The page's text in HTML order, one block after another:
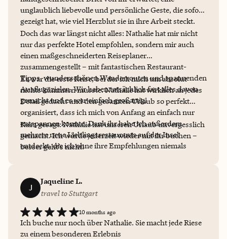
unglaublich liebevolle und persönliche Geste, die sofort
gezeigt hat, wie viel Herzblut sie in ihre Arbeit steckt.
Doch das war längst nicht alles: Nathalie hat mir nicht
nur das perfekte Hotel empfohlen, sondern mir auch
einen maßgeschneiderten Reiseplaner
zusammengestellt – mit fantastischen Restaurant-
Tipps, wunderschönen Wanderrouten und spannenden
Ausflugszielen. Wir haben tatsächlich fast alles davon
gemacht und es war einfach großartig!
Es war die erste Reise, bei der ich mich um absolut
nichts kümmern musste. Nathalie hat wirklich an jedes
Detail gedacht und den gesamten Urlaub so perfekt
organisiert, dass ich mich von Anfang an einfach nur
entspannen konnte. Dank ihr habe ich außerdem
mehrere neue Lieblingsrestaurants auf der Insel
entdeckt, die ich ohne ihre Empfehlungen niemals
Kurz gesagt: Nathalie hat unseren Urlaub unvergesslich
gemacht. Ich würde jederzeit wieder mit ihr buchen –
besser geht’s nicht!
J
Jaqueline L.
travel to Stuttgart
10 months ago
Ich buche nur noch über Nathalie. Sie macht jede Riese
zu einem besonderen Erlebnis